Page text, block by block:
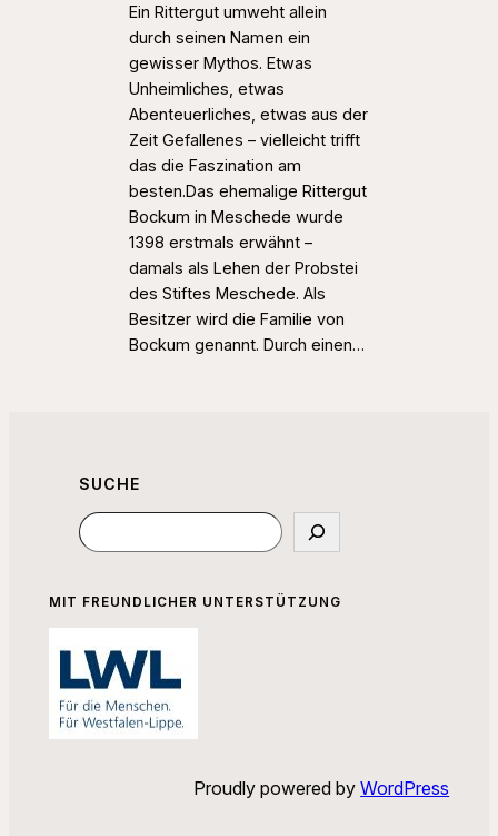
Ein Rittergut umweht allein
durch seinen Namen ein
gewisser Mythos. Etwas
Unheimliches, etwas
Abenteuerliches, etwas aus der
Zeit Gefallenes – vielleicht trifft
das die Faszination am
besten.Das ehemalige Rittergut
Bockum in Meschede wurde
1398 erstmals erwähnt –
damals als Lehen der Probstei
des Stiftes Meschede. Als
Besitzer wird die Familie von
Bockum genannt. Durch einen…
SUCHE
Suchen
MIT FREUNDLICHER UNTERSTÜTZUNG
Proudly powered byWordPress